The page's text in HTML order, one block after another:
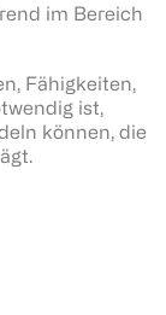
im Bereich
Fähigkeiten,
ist,
können, die